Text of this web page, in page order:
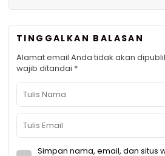
TINGGALKAN BALASAN
Alamat email Anda tidak akan
wajib ditandai *
Simpan nama, email, dan situs